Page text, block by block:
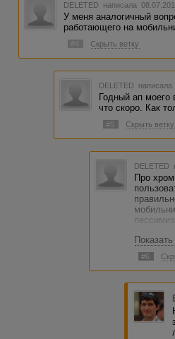
DELETED написала
У меня аналогичный
работающего на
#4 Скрыть ветку
DELETED
Годный ап моего
что скоро. Как
#5 Скрыть ветку
DELETED
Про
#6